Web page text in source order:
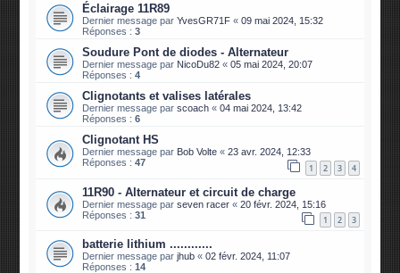
Éclairage 11R89
Dernier message parYvesGR71F «09 mai 2024, 15:32
Réponses :3
Soudure Pont de diodes - Alternateur
Dernier message par NicoDu82 «05 mai 2024, 20:07
Réponses :4
Clignotants et valises latérales
Dernier message parscoach «04 mai 2024, 13:42
Réponses :6
Clignotant HS
Dernier message par Bob Volte «23 avr. 2024, 12:33
Réponses :47 1 2 3 4
11R90 - Alternateur et circuit de charge
Dernier message parseven racer «20 févr. 2024, 15:16
Réponses :31 1 2 3
batterie lithium ............
Dernier message parjhub «02 févr. 2024, 11:07
Réponses :14